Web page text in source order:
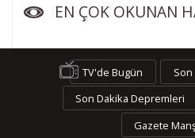
EN ÇOK OKUNAN
TV'de Bugün
Son Dakika Depremleri
Gazete